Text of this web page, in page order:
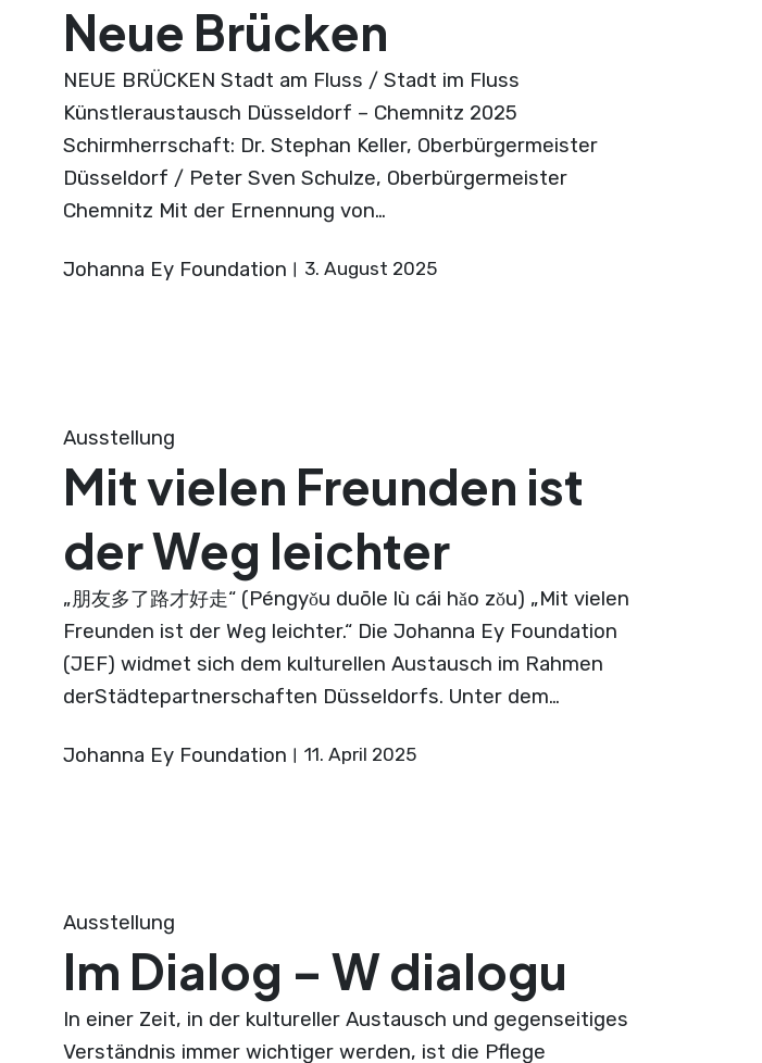
Neue Brücken
NEUE BRÜCKEN Stadt am Fluss / Stadt im Fluss
Künstleraustausch Düsseldorf – Chemnitz 2025
Schirmherrschaft: Dr. Stephan Keller, Oberbürgermeister
Düsseldorf / Peter Sven Schulze, Oberbürgermeister
Chemnitz Mit der Ernennung von…
Johanna Ey Foundation 3. August 2025
Ausstellung
Mit vielen Freunden ist
der Weg leichter
„朋友多了路才好走“ (Péngyǒu duōle lù cái hǎo zǒu) „Mit vielen
Freunden ist der Weg leichter.“ Die Johanna Ey Foundation
(JEF) widmet sich dem kulturellen Austausch im Rahmen
derStädtepartnerschaften Düsseldorfs. Unter dem…
Johanna Ey Foundation 11. April 2025
Ausstellung
Im Dialog – W dialogu
In einer Zeit, in der kultureller Austausch und gegenseitiges
Verständnis immer wichtiger werden, ist die Pflege